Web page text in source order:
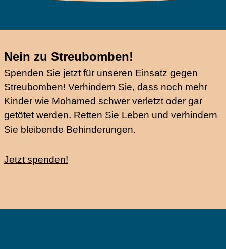
Nein zu Streubomben!
Spenden Sie jetzt für unseren Einsatz gegen
Streubomben! Verhindern Sie, dass noch mehr
Kinder wie Mohamed schwer verletzt oder gar
getötet werden. Retten Sie Leben und verhindern
Sie bleibende Behinderungen.
Jetzt spenden!